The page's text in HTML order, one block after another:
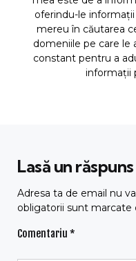
oferindu-le
mereu în căutarea
domeniile pe care le
constant pentru a
informații
Lasă un răspuns
Adresa ta de email nu
obligatorii sunt marcate
Comentariu *